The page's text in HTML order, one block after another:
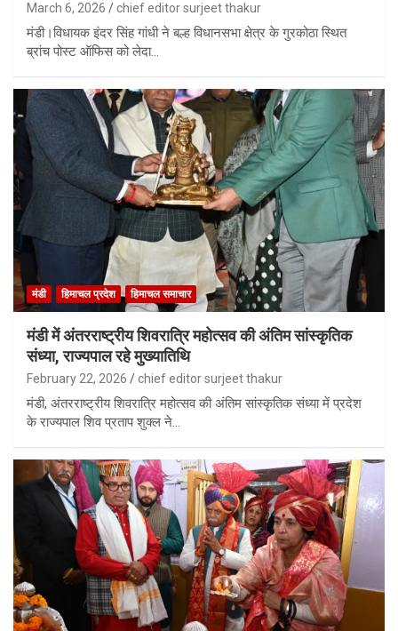
March 6, 2026 chief editor surjeet thakur
मंडी।विधायक इंदर सिंह गांधी ने बल्ह विधानसभा क्षेत्र के गुरकोठा स्थित
ब्रांच पोस्ट ऑफिस को लेदा…
मंडी हिमाचल प्रदेश हिमाचल समाचार
मंडी में अंतरराष्ट्रीय शिवरात्रि महोत्सव की अंतिम सांस्कृतिक
संध्या, राज्यपाल रहे मुख्यातिथि
February 22, 2026 chief editor surjeet thakur
मंडी, अंतरराष्ट्रीय शिवरात्रि महोत्सव की अंतिम सांस्कृतिक संध्या में प्रदेश
के राज्यपाल शिव प्रताप शुक्ल ने…